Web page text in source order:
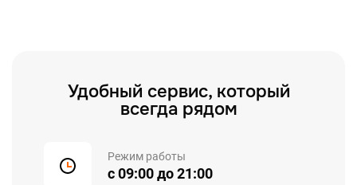
Удобный сервис, который
всегда рядом
Режим работы
с 09:00 до 21:00